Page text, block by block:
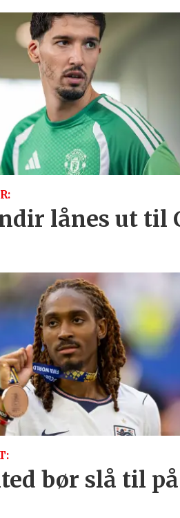
lånes ut til
bør slå til på